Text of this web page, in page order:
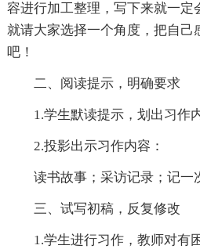
容进行加工整理，写下来就一定
就请大家选择一个角度，把自己
吧！
二、阅读提示，明确要求
1.学生默读提示，划出习作
2.投影出示习作内容：
读书故事；采访记录；记一
三、试写初稿，反复修改
1.学生进行习作，教师对有